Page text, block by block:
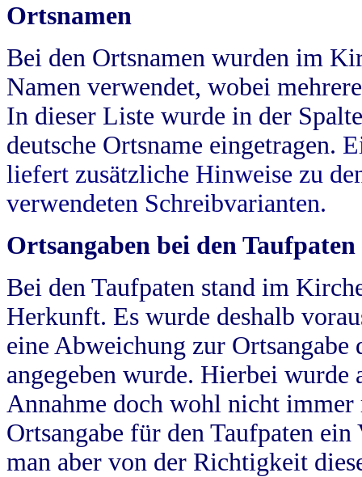
Ortsnamen
Bei den Ortsnamen wurden im
Namen verwendet, wobei
In dieser Liste wurde in der
deutsche Ortsname eingetragen.
liefert zusätzliche Hinweise zu
verwendeten Schreibvarianten.
Ortsangaben bei den Taufpaten
Bei den Taufpaten stand im
Herkunft. Es wurde deshalb
eine Abweichung zur
angegeben wurde. Hierbei wurde
Annahme doch wohl nicht
Ortsangabe für den Taufpaten
man aber von der Richtigkeit